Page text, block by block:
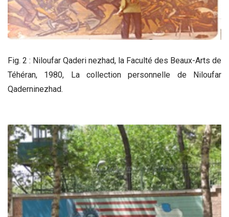
Fig. 2 : Niloufar Qaderi nezhad, la Faculté des Beaux-Arts de
Téhéran, 1980, La collection personnelle de Niloufar
Qaderninezhad.